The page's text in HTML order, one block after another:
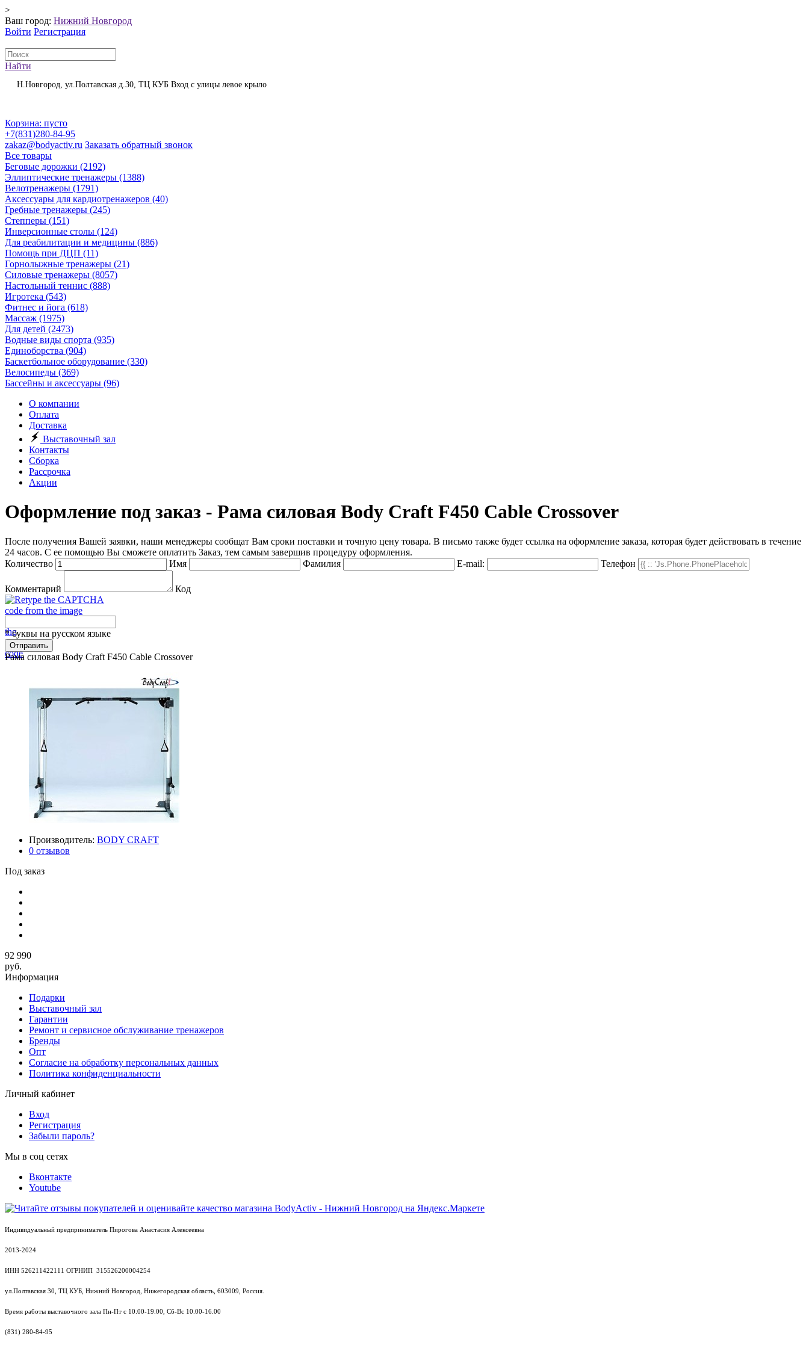
>
Ваш город: Нижний Новгород
Войти Регистрация
Найти
Н.Новгород, ул.Полтавская д.30, ТЦ КУБ Вход с улицы левое крыло
Корзина: пусто
+7(831)280-84-95
zakaz@bodyactiv.ru Заказать обратный звонок
Все товары
Беговые дорожки (2192)
Эллиптические тренажеры (1388)
Велотренажеры (1791)
Аксессуары для кардиотренажеров (40)
Гребные тренажеры (245)
Степперы (151)
Инверсионные столы (124)
Для реабилитации и медицины (886)
Помощь при ДЦП (11)
Горнолыжные тренажеры (21)
Силовые тренажеры (8057)
Настольный теннис (888)
Игротека (543)
Фитнес и йога (618)
Массаж (1975)
Для детей (2473)
Водные виды спорта (935)
Единоборства (904)
Баскетбольное оборудование (330)
Велосипеды (369)
Бассейны и аксессуары (96)
О компании
Оплата
Доставка
Выставочный зал
Контакты
Сборка
Рассрочка
Акции
Оформление под заказ - Рама силовая Body Craft F450 Cable Crossover
После получения Вашей заявки, наши менеджеры сообщат Вам сроки поставки и точную цену товара. В письмо также будет ссылка на оформление заказа, которая будет действовать в течение
24 часов. С ее помощью Вы сможете оплатить Заказ, тем самым завершив процедуру оформления.
Количество
Имя Фамилия E-mail: Телефон
Комментарий Код
* буквы на русском языке
Отправить
Рама силовая Body Craft F450 Cable Crossover
Производитель: BODY CRAFT
0 отзывов
Под заказ
92 990
руб.
Информация
Подарки
Выставочный зал
Гарантии
Ремонт и сервисное обслуживание тренажеров
Бренды
Опт
Согласие на обработку персональных данных
Политика конфиденциальности
Личный кабинет
Вход
Регистрация
Забыли пароль?
Мы в соц сетях
Вконтакте
Youtube
Индивидуальный предприниматель Пирогова Анастасия Алексеевна
2013-2024
ИНН 526211422111 ОГРНИП 315526200004254
ул.Полтавская 30, ТЦ КУБ, Нижний Новгород, Нижегородская область, 603009, Россия.
Время работы выставочного зала Пн-Пт с 10.00-19.00, Сб-Вс 10.00-16.00
(831) 280-84-95